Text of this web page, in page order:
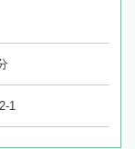
1